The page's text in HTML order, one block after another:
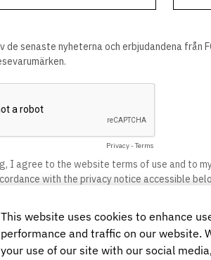
This website uses cookies to enhance
performance and traffic on our website.
your use of our site with our social